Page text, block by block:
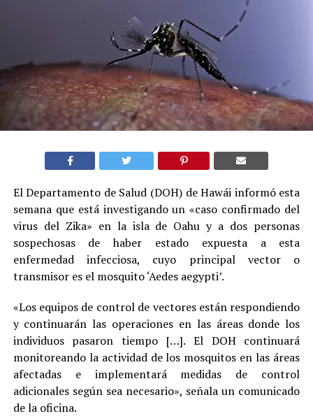
El Departamento de Salud (DOH) de Hawái informó esta
semana que está investigando un «caso confirmado del
virus del Zika» en la isla de Oahu y a dos personas
sospechosas de haber estado expuesta a esta
enfermedad infecciosa, cuyo principal vector o
transmisor es el mosquito ‘Aedes aegypti’.
«Los equipos de control de vectores están respondiendo
y continuarán las operaciones en las áreas donde los
individuos pasaron tiempo […]. El DOH continuará
monitoreando la actividad de los mosquitos en las áreas
afectadas e implementará medidas de control
adicionales según sea necesario», señala un comunicado
de la oficina.